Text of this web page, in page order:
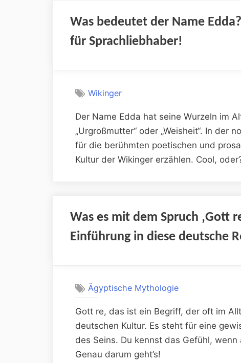
Was bedeutet der Name
für Sprachliebhaber!
Wikinger
Der Name Edda hat seine Wurzeln im
„Urgroßmutter“ oder „Weisheit“. In der
für die berühmten poetischen und
Kultur der Wikinger erzählen. Cool,
Was es mit dem Spruch ‚Gott
Einführung in diese deutsche
Ägyptische Mythologie
Gott re, das ist ein Begriff, der oft im
deutschen Kultur. Es steht für eine
des Seins. Du kennst das Gefühl,
Genau darum geht’s!